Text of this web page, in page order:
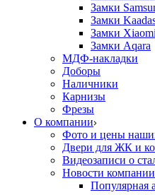
Замки
Замки
Замки Xiaomi
Замки Aqara
МДФ-накладки
Доборы
Наличники
Карнизы
Фрезы
О компании
Фото и цены
Двери для ЖК и
Видеозаписи о
Новости компании
Популярная